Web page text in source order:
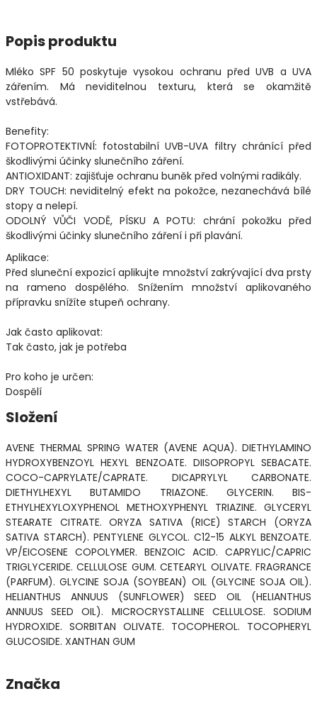
Popis produktu
Mléko SPF 50 poskytuje vysokou ochranu před UVB a UVA
zářením. Má neviditelnou texturu, která se okamžitě
vstřebává.
Benefity:
FOTOPROTEKTIVNÍ: fotostabilní UVB-UVA filtry chránící před
škodlivými účinky slunečního záření.
ANTIOXIDANT: zajišťuje ochranu buněk před volnými radikály.
DRY TOUCH: neviditelný efekt na pokožce, nezanechává bílé
stopy a nelepí.
ODOLNÝ VŮČI VODĚ, PÍSKU A POTU: chrání pokožku před
škodlivými účinky slunečního záření i při plavání.
Aplikace:
Před sluneční expozicí aplikujte množství zakrývající dva prsty
na rameno dospělého. Snížením množství aplikovaného
přípravku snížíte stupeň ochrany.
Jak často aplikovat:
Tak často, jak je potřeba
Pro koho je určen:
Dospělí
Složení
AVENE THERMAL SPRING WATER (AVENE AQUA). DIETHYLAMINO
HYDROXYBENZOYL HEXYL BENZOATE. DIISOPROPYL SEBACATE.
COCO-CAPRYLATE/CAPRATE. DICAPRYLYL CARBONATE.
DIETHYLHEXYL BUTAMIDO TRIAZONE. GLYCERIN. BIS-
ETHYLHEXYLOXYPHENOL METHOXYPHENYL TRIAZINE. GLYCERYL
STEARATE CITRATE. ORYZA SATIVA (RICE) STARCH (ORYZA
SATIVA STARCH). PENTYLENE GLYCOL. C12-15 ALKYL BENZOATE.
VP/EICOSENE COPOLYMER. BENZOIC ACID. CAPRYLIC/CAPRIC
TRIGLYCERIDE. CELLULOSE GUM. CETEARYL OLIVATE. FRAGRANCE
(PARFUM). GLYCINE SOJA (SOYBEAN) OIL (GLYCINE SOJA OIL).
HELIANTHUS ANNUUS (SUNFLOWER) SEED OIL (HELIANTHUS
ANNUUS SEED OIL). MICROCRYSTALLINE CELLULOSE. SODIUM
HYDROXIDE. SORBITAN OLIVATE. TOCOPHEROL. TOCOPHERYL
GLUCOSIDE. XANTHAN GUM
Značka